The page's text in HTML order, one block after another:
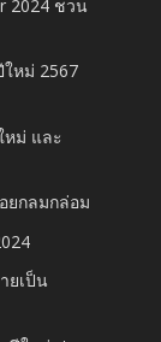
2024 ชวน
หม่ 2567
หม่ และ
ยกลมกล่อม
ยเป็น